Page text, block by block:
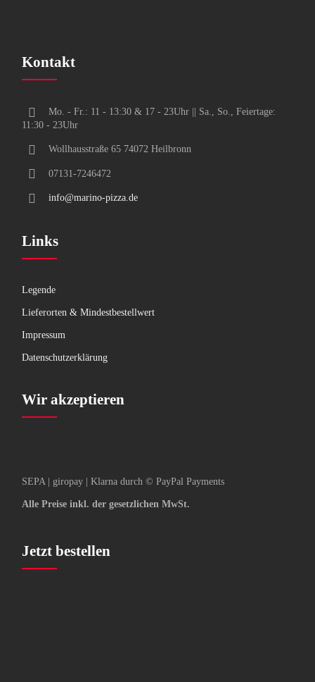
Kontakt
Mo. - Fr.: 11 - 13:30 & 17 - 23Uhr || Sa., So., Feiertage:
11:30 - 23Uhr
Wollhausstraße 65 74072 Heilbronn
07131-7246472
info@marino-pizza.de
Links
Legende
Lieferorten & Mindestbestellwert
Impressum
Datenschutzerklärung
Wir akzeptieren
SEPA | giropay | Klarna durch © PayPal Payments
Alle Preise inkl. der gesetzlichen MwSt.
Jetzt bestellen